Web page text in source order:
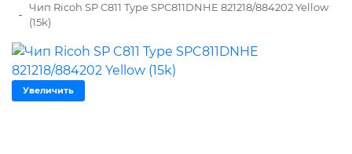
- Чип Ricoh SP C811 Type SPC811DNHE 821218/884202 Yellow
(15k)
Увеличить